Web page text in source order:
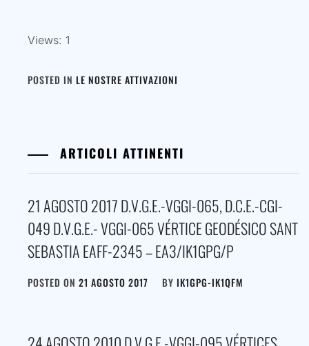
Views: 1
POSTED IN LE NOSTRE ATTIVAZIONI
ARTICOLI ATTINENTI
21 AGOSTO 2017 D.V.G.E.-VGGI-065, D.C.E.-CGI-
049 D.V.G.E.- VGGI-065 VÉRTICE GEODÉSICO SANT
SEBASTIA EAFF-2345 – EA3/IK1GPG/P
POSTED ON 21 AGOSTO 2017 BY IK1GPG-IK1QFM